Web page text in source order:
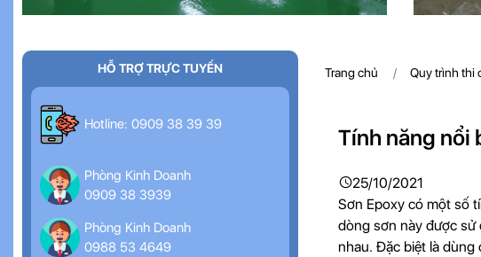
HỖ TRỢ TRỰC TUYẾN
Hotline: 0909 38 39 39
Phòng Kinh Doanh
0909 38 3939
Phòng Kinh Doanh
0988 53 4649
Trang chủ Quy trình thi
Tính năng nổi
25/10/2021
Sơn Epoxy có một số
dòng sơn này được sử
nhau. Đặc biệt là dùng